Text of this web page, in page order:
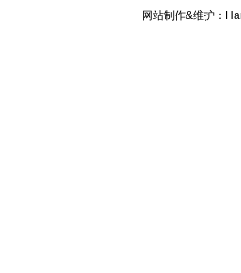
网站制作&维护：